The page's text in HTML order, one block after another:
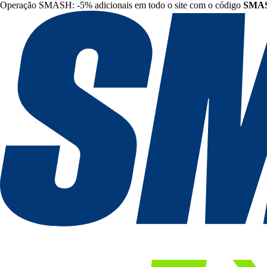
Operação SMASH: -5% adicionais em todo o site com o código